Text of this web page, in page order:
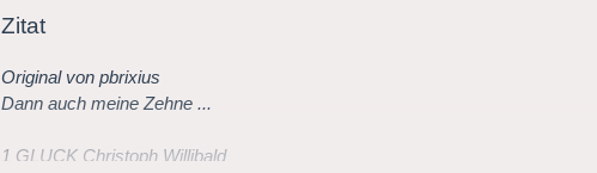
Zitat
Original von pbrixius
Dann auch meine Zehne ...
1 GLUCK Christoph Willibald